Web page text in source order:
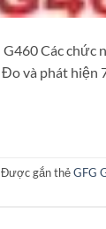
Các chức
và phát
Được gắn thẻGFG